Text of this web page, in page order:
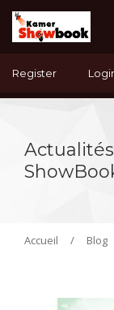
Register
Accueil / Blog